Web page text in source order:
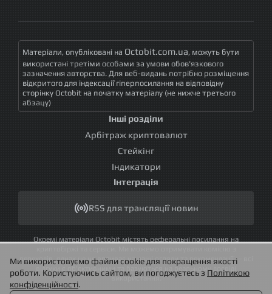
Матеріали, опубліковані на Octobit.com.ua, можуть бути
використані третіми особами за умови обов'язкового
зазначення авторства. Для веб-видань потрібно розміщення
відкритого для індексації гіперпосилання на відповідну
сторінку Octobit на початку матеріалу (не нижче третього
абзацу)
Інші розділи
Арбітраж криптовалют
Стейкінг
Індикатори
Інтеграція
RSS для трансляції новин
Окремі матеріали Octobit містять реферальні посилання на
переходів, однак це не впливає на наші огляди та рекомендації — всі
відгуки є об'єктивними та базуються на реальному досвіді
використання.
Ми використовуємо файли cookie для покращення якості
роботи. Користуючись сайтом, ви погоджуєтесь з Політикою
конфіденційності.